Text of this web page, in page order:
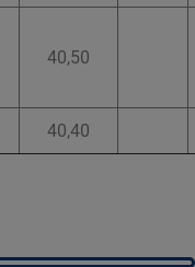
40,50
40,40